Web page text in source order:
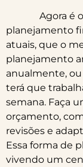
Agora é o
planejamento
atuais, que o
planejamento
anualmente,
terá que
semana. Faça
orçamento,
revisões e
Essa forma de
vivendo um